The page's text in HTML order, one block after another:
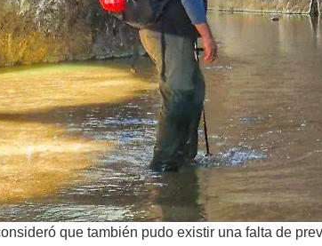
que también pudo existir una falta de